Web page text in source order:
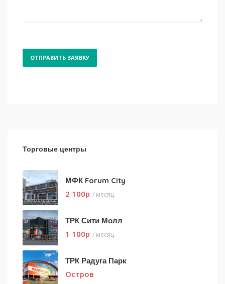
Торговые центры
МФК Forum City
2 100p / месяц
ТРК Сити Молл
1 100p / месяц
ТРК Радуга Парк
Остров